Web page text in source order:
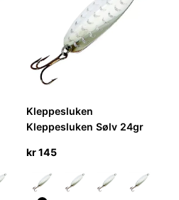
Kleppesluken
Kleppesluken Sølv 24gr
kr145